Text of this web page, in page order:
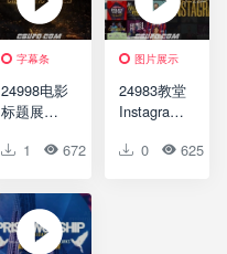
Travel
India
Instagram
Story
0 0
字幕条
24998电影
标题展示
Cinematic
1 672 0 0
图片展示
24983教堂
Instagram
板Church
0 625